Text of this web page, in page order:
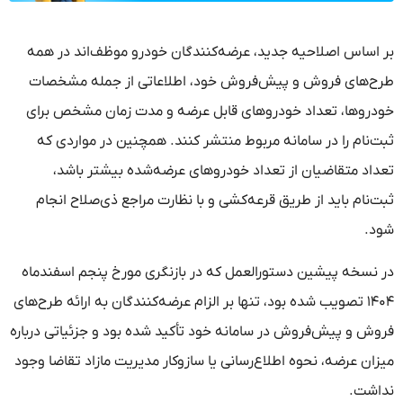
بر اساس اصلاحیه جدید، عرضه‌کنندگان خودرو موظف‌اند در همه
طرح‌های فروش و پیش‌فروش خود، اطلاعاتی از جمله مشخصات
خودروها، تعداد خودروهای قابل عرضه و مدت زمان مشخص برای
ثبت‌نام را در سامانه مربوط منتشر کنند. همچنین در مواردی که
تعداد متقاضیان از تعداد خودروهای عرضه‌شده بیشتر باشد،
ثبت‌نام باید از طریق قرعه‌کشی و با نظارت مراجع ذی‌صلاح انجام
شود.
در نسخه پیشین دستورالعمل که در بازنگری مورخ پنجم اسفندماه
۱۴۰۴ تصویب شده بود، تنها بر الزام عرضه‌کنندگان به ارائه طرح‌های
فروش و پیش‌فروش در سامانه خود تأکید شده بود و جزئیاتی درباره
میزان عرضه، نحوه اطلاع‌رسانی یا سازوکار مدیریت مازاد تقاضا وجود
نداشت.